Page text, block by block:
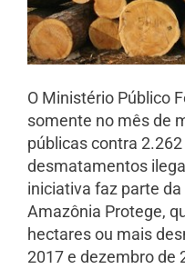
O Ministério Público
somente no mês de
públicas contra
desmatamentos
iniciativa faz parte
Amazônia Protege,
hectares ou mais
2017 e dezembro de